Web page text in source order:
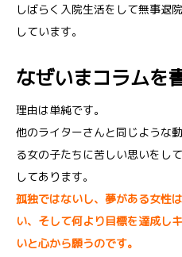
しばらく入院生活をして無事退
しています。
なぜいまコラムを
理由は単純です。
他のライターさんと同じような
る女の子たちに苦しい思いをし
してあります。
孤独ではないし、夢がある女性
い、そして何より目標を達成し
いと心から願うのです。